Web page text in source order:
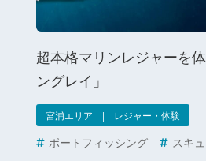
超本格マリンレジャーを
ングレイ」
宮浦エリア | レジャー・体験
ボートフィッシング スキ